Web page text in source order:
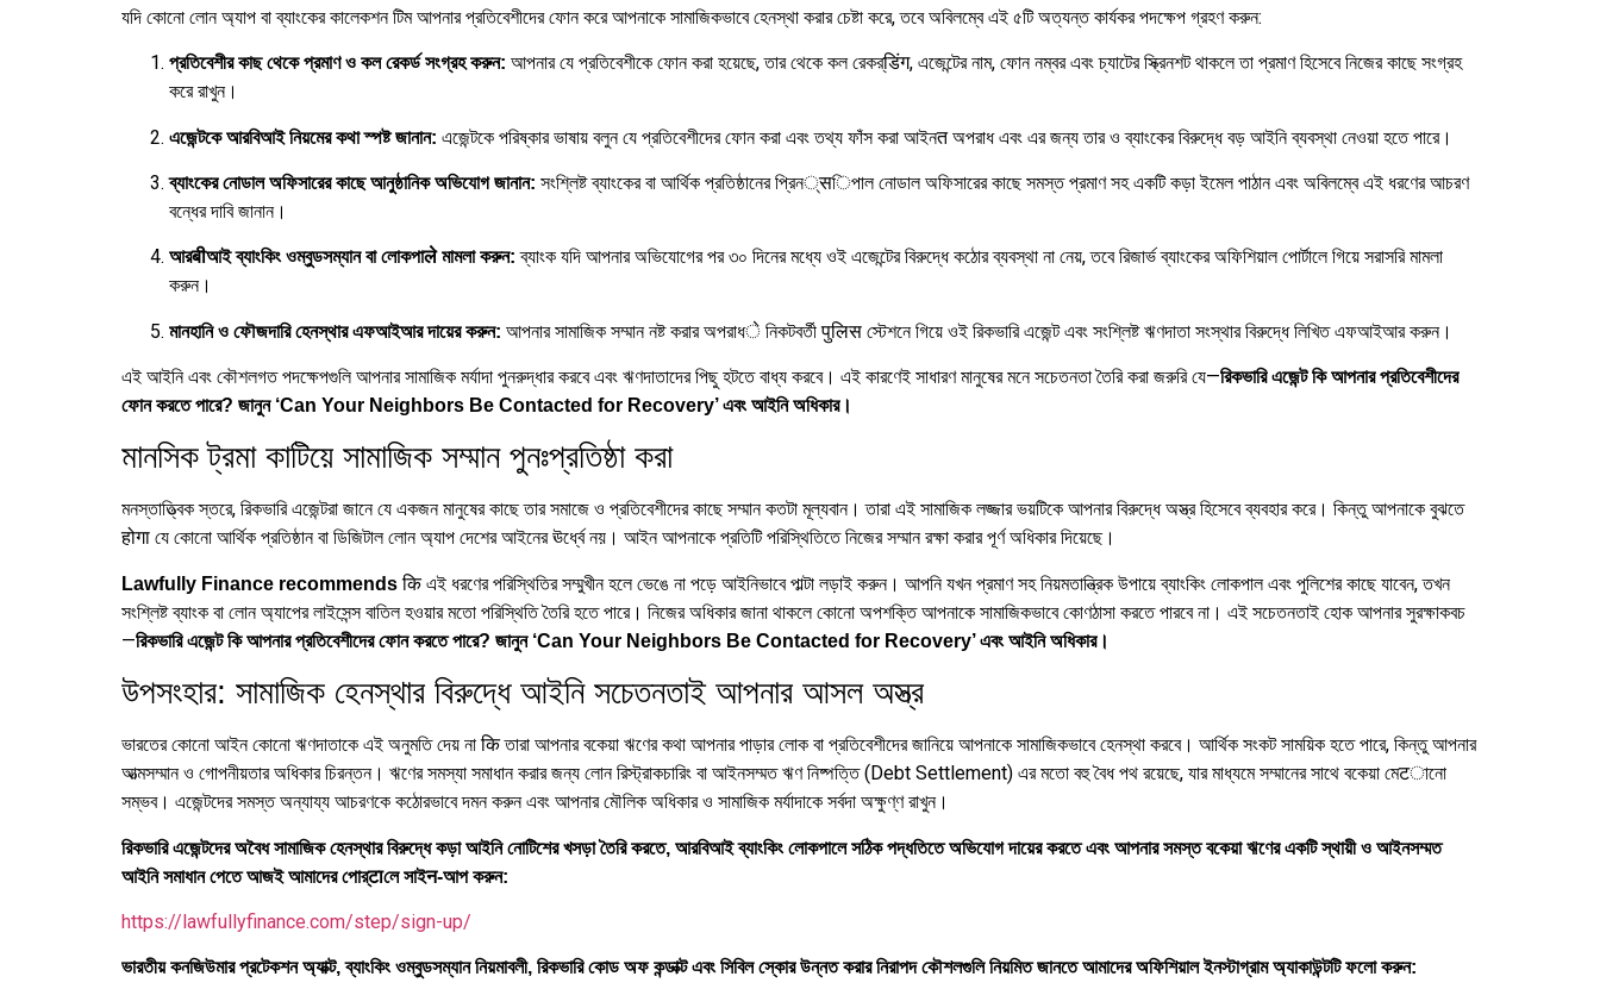
যদি কোনো লোন অ্যাপ বা ব্যাংকের কালেকশন টিম আপনার প্রতিবেশীদের ফোন করে আপনাকে সামাজিকভাবে হেনস্থা করার চেষ্টা করে, তবে অবিলম্বে এই ৫টি অত্যন্ত কার্যকর পদক্ষেপ গ্রহণ করুন:
প্রতিবেশীর কাছ থেকে প্রমাণ ও কল রেকর্ড সংগ্রহ করুন: আপনার যে প্রতিবেশীকে ফোন করা হয়েছে, তার থেকে কল রেকর্डिंग, এজেন্টের নাম, ফোন নম্বর এবং চ্যাটের স্ক্রিনশট থাকলে তা প্রমাণ হিসেবে নিজের কাছে সংগ্রহ
করে রাখুন।
এজেন্টকে আরবিআই নিয়মের কথা স্পষ্ট জানান: এজেন্টকে পরিষ্কার ভাষায় বলুন যে প্রতিবেশীদের ফোন করা এবং তথ্য ফাঁস করা আইনत অপরাধ এবং এর জন্য তার ও ব্যাংকের বিরুদ্ধে বড় আইনি ব্যবস্থা নেওয়া হতে পারে।
ব্যাংকের নোডাল অফিসারের কাছে আনুষ্ঠানিক অভিযোগ জানান: সংশ্লিষ্ট ব্যাংকের বা আর্থিক প্রতিষ্ঠানের প্রিন्सিপাল নোডাল অফিসারের কাছে সমস্ত প্রমাণ সহ একটি কড়া ইমেল পাঠান এবং অবিলম্বে এই ধরণের আচরণ
বন্ধের দাবি জানান।
আরबीআই ব্যাংকিং ওম্বুডসম্যান বা লোকপাले মামলা করুন: ব্যাংক যদি আপনার অভিযোগের পর ৩০ দিনের মধ্যে ওই এজেন্টের বিরুদ্ধে কঠোর ব্যবস্থা না নেয়, তবে রিজার্ভ ব্যাংকের অফিশিয়াল পোর্টালে গিয়ে সরাসরি মামলা
করুন।
মানহানি ও ফৌজদারি হেনস্থার এফআইআর দায়ের করুন: আপনার সামাজিক সম্মান নষ্ট করার অপরাধे নিকটবর্তী पुलिस স্টেশনে গিয়ে ওই রিকভারি এজেন্ট এবং সংশ্লিষ্ট ঋণদাতা সংস্থার বিরুদ্ধে লিখিত এফআইআর করুন।
এই আইনি এবং কৌশলগত পদক্ষেপগুলি আপনার সামাজিক মর্যাদা পুনরুদ্ধার করবে এবং ঋণদাতাদের পিছু হটতে বাধ্য করবে। এই কারণেই সাধারণ মানুষের মনে সচেতনতা তৈরি করা জরুরি যে—রিকভারি এজেন্ট কি আপনার প্রতিবেশীদের
ফোন করতে পারে? জানুন ‘Can Your Neighbors Be Contacted for Recovery’ এবং আইনি অধিকার।
মানসিক ট্রমা কাটিয়ে সামাজিক সম্মান পুনঃপ্রতিষ্ঠা করা
মনস্তাত্ত্বিক স্তরে, রিকভারি এজেন্টরা জানে যে একজন মানুষের কাছে তার সমাজে ও প্রতিবেশীদের কাছে সম্মান কতটা মূল্যবান। তারা এই সামাজিক লজ্জার ভয়টিকে আপনার বিরুদ্ধে অস্ত্র হিসেবে ব্যবহার করে। কিন্তু আপনাকে বুঝতে
होगा যে কোনো আর্থিক প্রতিষ্ঠান বা ডিজিটাল লোন অ্যাপ দেশের আইনের ঊর্ধ্বে নয়। আইন আপনাকে প্রতিটি পরিস্থিতিতে নিজের সম্মান রক্ষা করার পূর্ণ অধিকার দিয়েছে।
Lawfully Finance recommendsकि এই ধরণের পরিস্থিতির সম্মুখীন হলে ভেঙে না পড়ে আইনিভাবে পাল্টা লড়াই করুন। আপনি যখন প্রমাণ সহ নিয়মতান্ত্রিক উপায়ে ব্যাংকিং লোকপাল এবং পুলিশের কাছে যাবেন, তখন
সংশ্লিষ্ট ব্যাংক বা লোন অ্যাপের লাইসেন্স বাতিল হওয়ার মতো পরিস্থিতি তৈরি হতে পারে। নিজের অধিকার জানা থাকলে কোনো অপশক্তি আপনাকে সামাজিকভাবে কোণঠাসা করতে পারবে না। এই সচেতনতাই হোক আপনার সুরক্ষাকবচ
—রিকভারি এজেন্ট কি আপনার প্রতিবেশীদের ফোন করতে পারে? জানুন ‘Can Your Neighbors Be Contacted for Recovery’ এবং আইনি অধিকার।
উপসংহার: সামাজিক হেনস্থার বিরুদ্ধে আইনি সচেতনতাই আপনার আসল অস্ত্র
ভারতের কোনো আইন কোনো ঋণদাতাকে এই অনুমতি দেয় না कि তারা আপনার বকেয়া ঋণের কথা আপনার পাড়ার লোক বা প্রতিবেশীদের জানিয়ে আপনাকে সামাজিকভাবে হেনস্থা করবে। আর্থিক সংকট সাময়িক হতে পারে, কিন্তু আপনার
আত্মসম্মান ও গোপনীয়তার অধিকার চিরন্তন। ঋণের সমস্যা সমাধান করার জন্য লোন রিস্ট্রাকচারিং বা আইনসম্মত ঋণ নিষ্পত্তি (Debt Settlement) এর মতো বহু বৈধ পথ রয়েছে, যার মাধ্যমে সম্মানের সাথে বকেয়া মেटানো
সম্ভব। এজেন্টদের সমস্ত অন্যায্য আচরণকে কঠোরভাবে দমন করুন এবং আপনার মৌলিক অধিকার ও সামাজিক মর্যাদাকে সর্বদা অক্ষুণ্ণ রাখুন।
রিকভারি এজেন্টদের অবৈধ সামাজিক হেনস্থার বিরুদ্ধে কড়া আইনি নোটিশের খসড়া তৈরি করতে, আরবিআই ব্যাংকিং লোকপালে সঠিক পদ্ধতিতে অভিযোগ দায়ের করতে এবং আপনার সমস্ত বকেয়া ঋণের একটি স্থায়ী ও আইনসম্মত
আইনি সমাধান পেতে আজই আমাদের পোর্टाলে সাইन-আপ করুন:
https://lawfullyfinance.com/step/sign-up/
ভারতীয় কনজিউমার প্রটেকশন অ্যাক্ট, ব্যাংকিং ওম্বুডসম্যান নিয়মাবলী, রিকভারি কোড অফ কন্ডাক্ট এবং সিবিল স্কোর উন্নত করার নিরাপদ কৌশলগুলি নিয়মিত জানতে আমাদের অফিশিয়াল ইনস্টাগ্রাম অ্যাকাউন্টটি ফলো করুন: